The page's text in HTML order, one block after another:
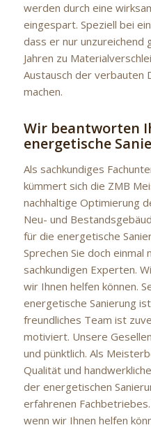
werden durch eine
eingespart. Speziell bei
dass er nur
Jahren zu
Austausch der verbauten
machen.
Wir beantworten
energetische
Als sachkundiges
kümmert sich die ZMB
nachhaltige Optimierung
Neu- und
für die energetische
Sprechen Sie doch
sachkundigen Experten.
wir Ihnen helfen können.
energetische Sanierung
freundliches Team ist
motiviert. Unsere
und pünktlich. Als
Qualität und
der energetischen
erfahrenen
wenn wir Ihnen helfen